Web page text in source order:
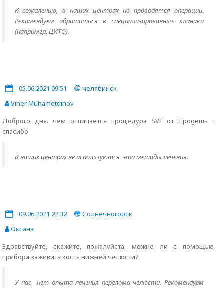
К сожалению, в наших центрах не проводятся операции.
Рекомендуем обратиться в cпециализированные клиники
(например, ЦИТО).
05.06.2021 09:51
челябинск
Viner Muhametdinov
Доброго дня. чем отличается процедура SVF от Lipogems .
спасибо
В наших центрах не используются эти методы лечения.
09.06.2021 22:32
Солнечногорск
Оксана
Здравствуйте, скажите, пожалуйста, можно ли с помощью
прибора заживить кость нижней челюсти?
У нас нет опыта лечения перелома челюсти. Рекомендуем